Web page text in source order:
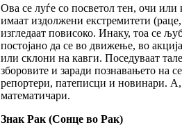
Ова се луѓе со посветол тен, очи
имаат издолжени екстремитети
изгледаат повисоко. Инаку, тоа се
постојано да се во движење, во
или склони на кавги. Поседуваат
зборовите и заради познавањето на
репортери, патеписци и новинари.
математичари.
Знак Рак (Сонце во Рак)